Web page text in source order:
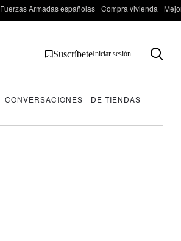
Fuerzas Armadas españolas Compra vivienda
SuscríbeteIniciar sesión
CONVERSACIONES
DE TIENDAS